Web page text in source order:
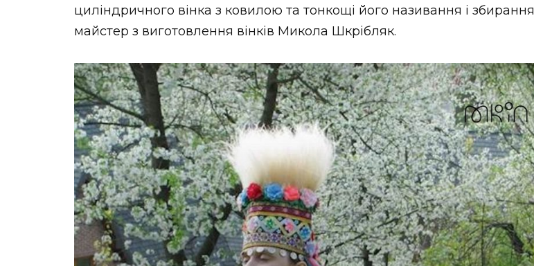
циліндричного вінка з ковилою та тонкощі його називання і збирання
майстер з виготовлення вінків Микола Шкрібляк.